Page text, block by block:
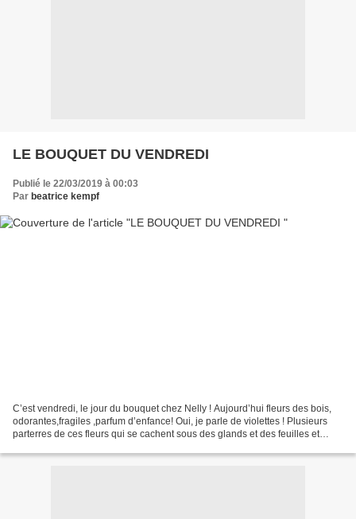
LE BOUQUET DU VENDREDI
Publié le 22/03/2019 à 00:03
Par beatrice kempf
C’est vendredi, le jour du bouquet chez Nelly ! Aujourd’hui fleurs des bois,
odorantes,fragiles ,parfum d’enfance! Oui, je parle de violettes ! Plusieurs
parterres de ces fleurs qui se cachent sous des glands et des feuilles et